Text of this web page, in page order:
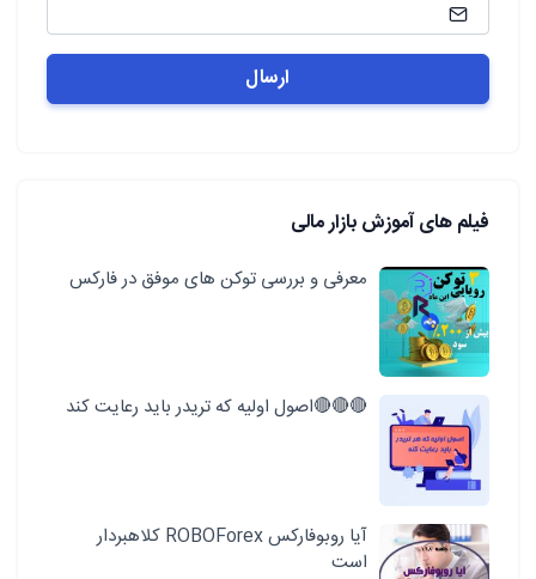
فیلم های آموزش بازار مالی
معرفی و بررسی توکن های موفق در فارکس
🔴🔴🔴اصول اولیه که تریدر باید رعایت کند
آیا روبوفارکس ROBOForex کلاهبردار
است